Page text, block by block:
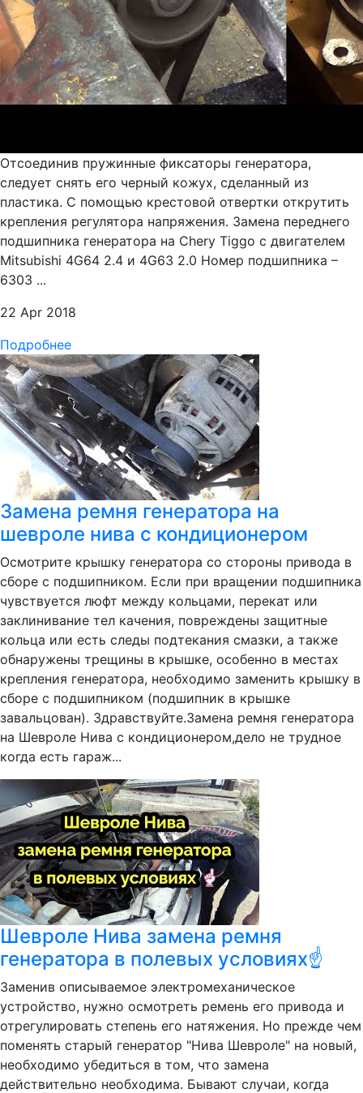
Отсоединив пружинные фиксаторы генератора,
следует снять его черный кожух, сделанный из
пластика. С помощью крестовой отвертки открутить
крепления регулятора напряжения. Замена переднего
подшипника генератора на Chery Tiggo с двигателем
Mitsubishi 4G64 2.4 и 4G63 2.0 Номер подшипника –
6303 ...
22 Apr 2018
Подробнее
Замена ремня генератора на
шевроле нива с кондиционером
Осмотрите крышку генератора со стороны привода в
сборе с подшипником. Если при вращении подшипника
чувствуется люфт между кольцами, перекат или
заклинивание тел качения, повреждены защитные
кольца или есть следы подтекания смазки, а также
обнаружены трещины в крышке, особенно в местах
крепления генератора, необходимо заменить крышку в
сборе с подшипником (подшипник в крышке
завальцован). Здравствуйте.Замена ремня генератора
на Шевроле Нива с кондиционером,дело не трудное
когда есть гараж...
Шевроле Нива замена ремня
генератора в полевых условиях☝
Заменив описываемое электромеханическое
устройство, нужно осмотреть ремень его привода и
отрегулировать степень его натяжения. Но прежде чем
поменять старый генератор "Нива Шевроле" на новый,
необходимо убедиться в том, что замена
действительно необходима. Бывают случаи, когда